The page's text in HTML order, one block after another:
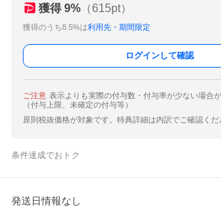
獲得 9% （615pt）
獲得のうち8.5%は利用先・期間限定
ログインして確認
ご注意 表示よりも実際の付与数・付与率が少ない場合
（付与上限、未確定の付与等）
原則税抜価格が対象です。特典詳細は内訳でご確認くだ
条件達成でおトク
発送日情報なし